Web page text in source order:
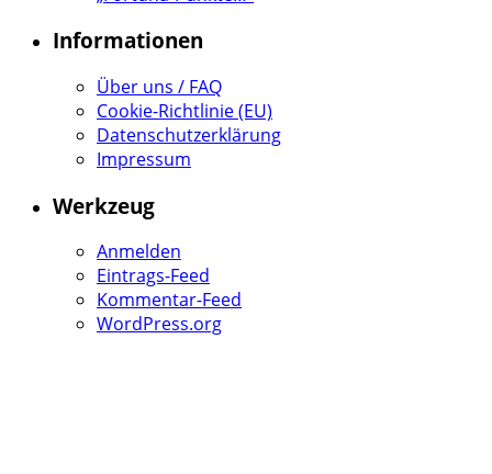
Informationen
Über uns / FAQ
Cookie-Richtlinie (EU)
Datenschutzerklärung
Impressum
Werkzeug
Anmelden
Eintrags-Feed
Kommentar-Feed
WordPress.org